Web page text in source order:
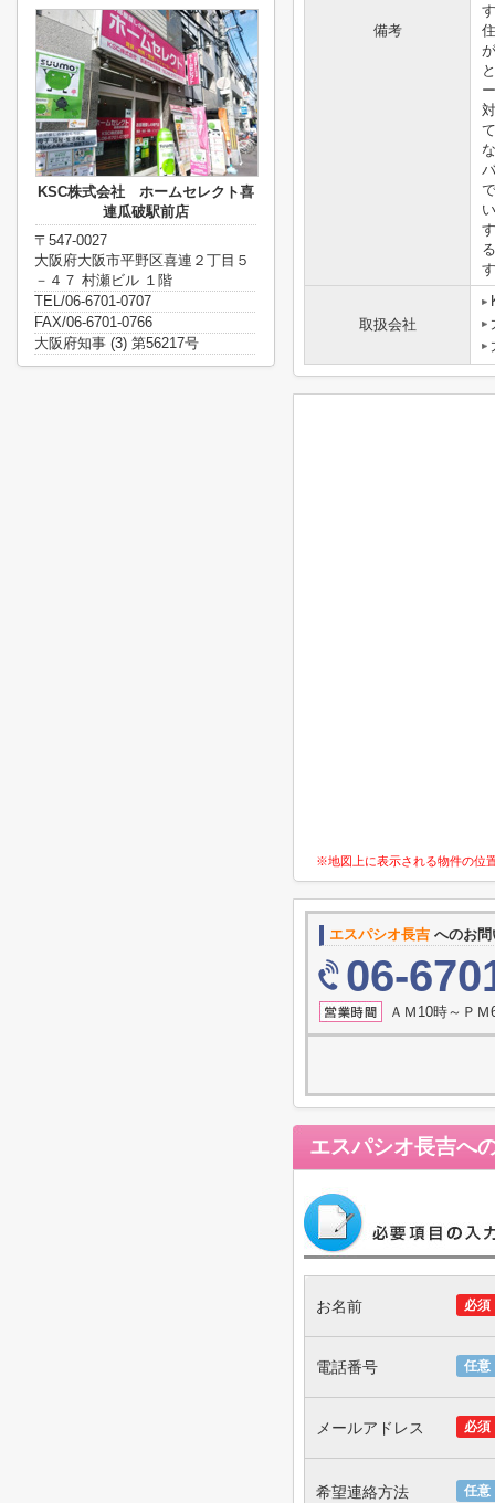
備考
取扱会社
※地図上に表示される物件の位
エスパシオ長吉 へのお
06-
ＡＭ10時～Ｐ
エスパシオ長吉へ
必須
お名前
任意
電話番号
必須
メールアドレス
任意
希望連絡方法
KSC株式会社 ホームセレクト喜
連瓜破駅前店
〒547-0027
大阪府大阪市平野区喜連２丁目５
－４７ 村瀬ビル １階
TEL/06-6701-0707
FAX/06-6701-0766
大阪府知事 (3) 第56217号